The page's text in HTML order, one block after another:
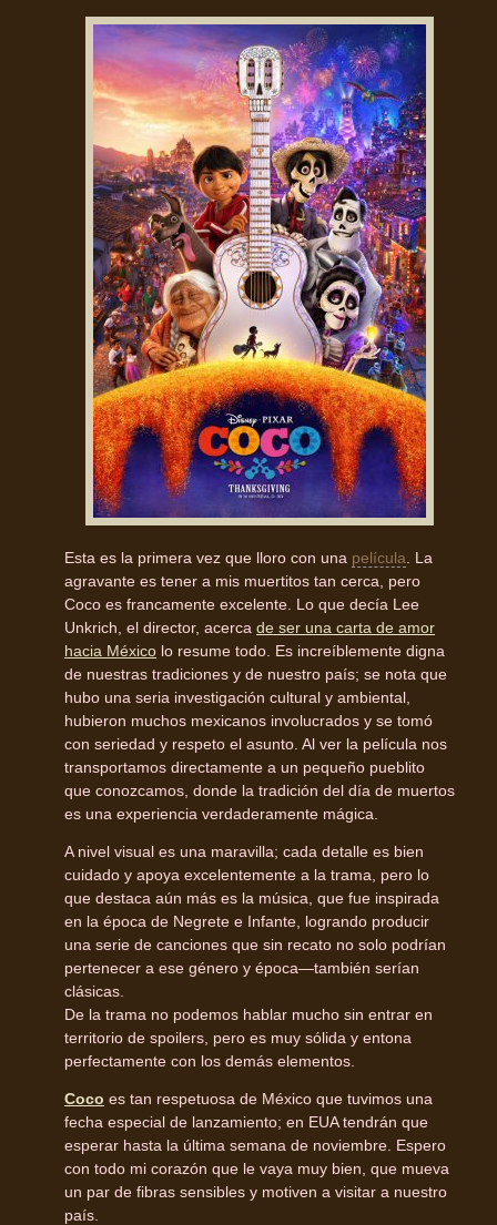
Esta es la primera vez que lloro con una película . La
agravante es tener a mis muertitos tan cerca, pero
Coco es francamente excelente. Lo que decía Lee
Unkrich, el director, acerca de ser una carta de amor
hacia México lo resume todo. Es increíblemente digna
de nuestras tradiciones y de nuestro país; se nota que
hubo una seria investigación cultural y ambiental,
hubieron muchos mexicanos involucrados y se tomó
con seriedad y respeto el asunto. Al ver la película nos
transportamos directamente a un pequeño pueblito
que conozcamos, donde la tradición del día de muertos
es una experiencia verdaderamente mágica.
A nivel visual es una maravilla; cada detalle es bien
cuidado y apoya excelentemente a la trama, pero lo
que destaca aún más es la música, que fue inspirada
en la época de Negrete e Infante, logrando producir
una serie de canciones que sin recato no solo podrían
pertenecer a ese género y época—también serían
clásicas.
De la trama no podemos hablar mucho sin entrar en
territorio de spoilers, pero es muy sólida y entona
perfectamente con los demás elementos.
Coco es tan respetuosa de México que tuvimos una
fecha especial de lanzamiento; en EUA tendrán que
esperar hasta la última semana de noviembre. Espero
con todo mi corazón que le vaya muy bien, que mueva
un par de fibras sensibles y motiven a visitar a nuestro
país.